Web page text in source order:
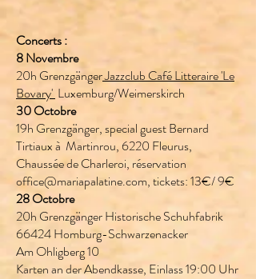
Concerts :
8 Novembre
20h GrenzgängerJazzclub Café Litteraire 'Le
Bovary' Luxemburg/Weimerskirch
30 Octobre
19h Grenzgänger, special guest Bernard
Tirtiaux à Martinrou, 6220 Fleurus,
Chaussée de Charleroi, réservation
office@mariapalatine.com, tickets: 13€/ 9€​
28 Octobre
20h Grenzgänger Historische Schuhfabrik
66424 Homburg-Schwarzenacker
Am Ohligberg 10
Karten an der Abendkasse, Einlass 19:00 Uhr